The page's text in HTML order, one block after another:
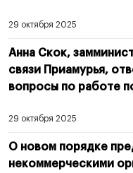
29 октября 2025
Анна Скок,
связи Приамурья,
вопросы по работе
29 октября 2025
О новом порядке
некоммерческими